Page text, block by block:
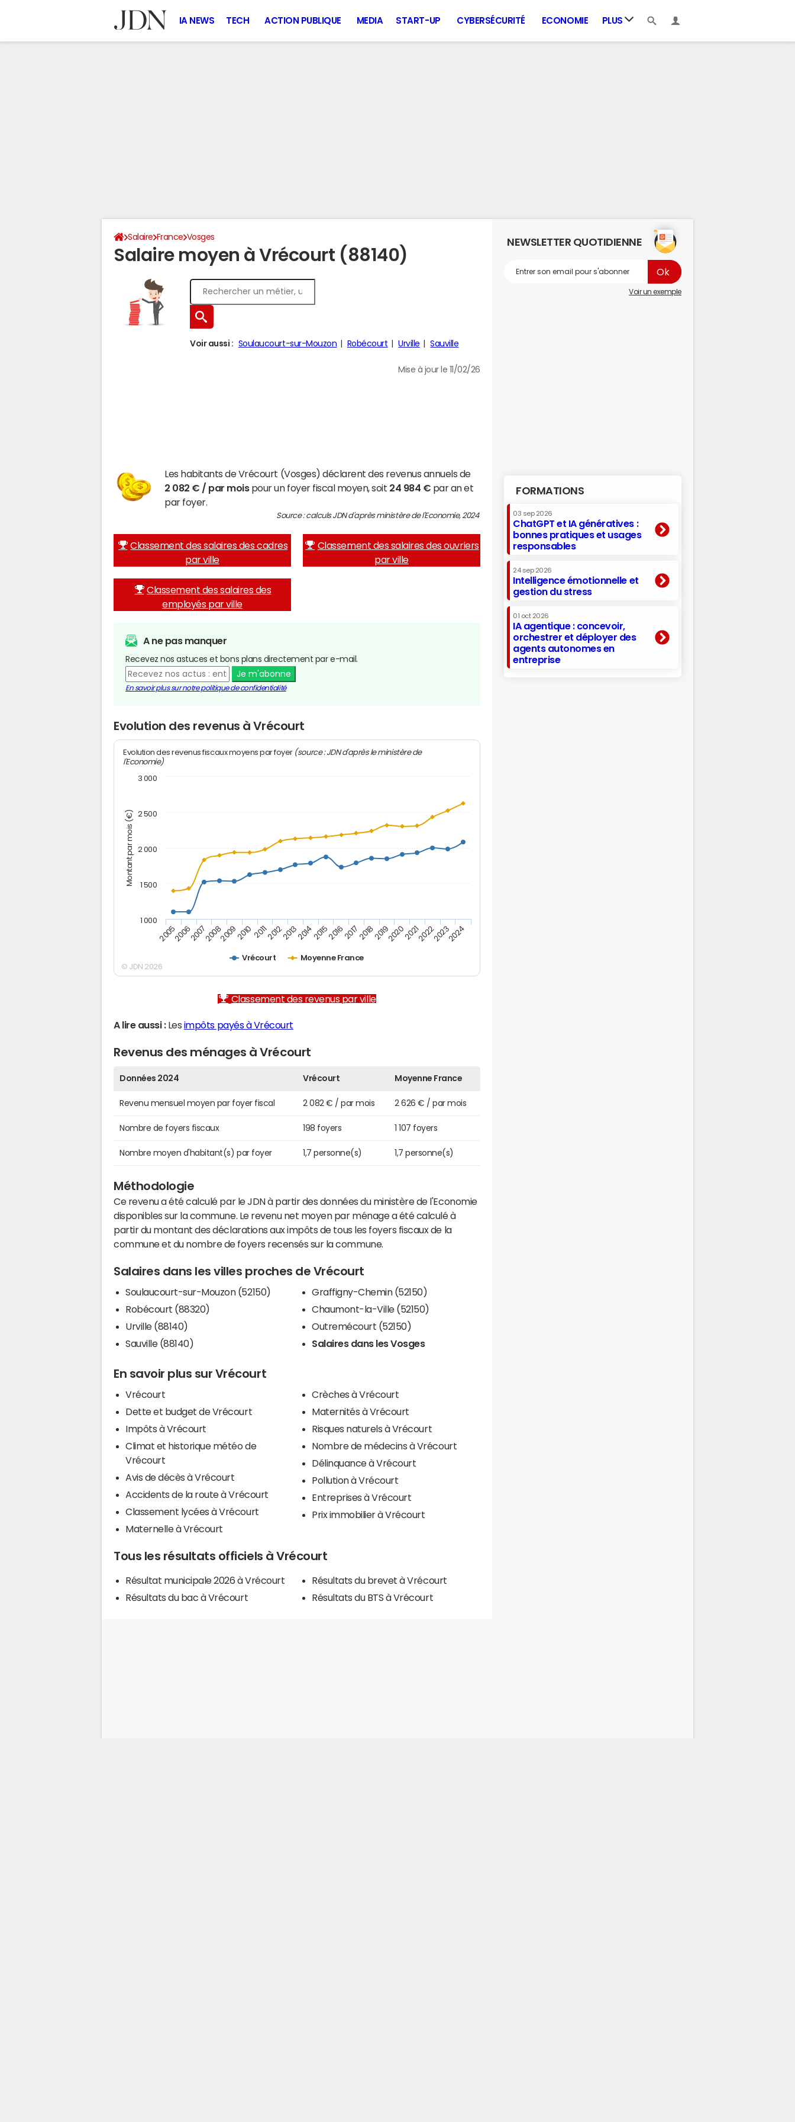
IA NEWS TECH ACTION PUBLIQUE MEDIA START-UP CYBERSÉCURITÉ ECONOMIE PLUS
Salaire France Vosges
Salaire moyen à Vrécourt (88140)
Voir aussi : Soulaucourt-sur-Mouzon Robécourt Urville Sauville
Mise à jour le 11/02/26
Les habitants de Vrécourt (Vosges) déclarent des revenus annuels de
2 082 € / par moispour un foyer fiscal moyen, soit 24 984 € par an et
par foyer.
Source : calculs JDN d'après ministère de l'Economie, 2024
Classement des salaires des cadres
par ville
Classement des salaires des ouvriers
par ville
Classement des salaires des
employés par ville
A ne pas manquer
Recevez nos astuces et bons plans directement par e-mail.
Je m'abonne
En savoir plus sur notre politique de confidentialité
Evolution des revenus à Vrécourt
Montant par mois (€)
Evolution des revenus fiscaux moyens par foyer (source : JDN d'après le ministère de
l'Economie)
Vrécourt Moyenne France
200520062007200820092010 20112012201320142015201620172018201920202021202220232024
1 000
1 500
2 000
2 500
3 000
© JDN 2026
Classement des revenus par ville
A lire aussi :Les impôts payés à Vrécourt
Revenus des ménages à Vrécourt
Données 2024 Vrécourt Moyenne France
Revenu mensuel moyen par foyer fiscal 2 082 € / par mois 2 626 € / par mois
Nombre de foyers fiscaux 198 foyers 1 107 foyers
Nombre moyen d'habitant(s) par foyer 1,7 personne(s) 1,7 personne(s)
Méthodologie
Ce revenu a été calculé par le JDN à partir des données du ministère de l'Economie
disponibles sur la commune. Le revenu net moyen par ménage a été calculé à
partir du montant des déclarations aux impôts de tous les foyers fiscaux de la
commune et du nombre de foyers recensés sur la commune.
Salaires dans les villes proches de Vrécourt
Soulaucourt-sur-Mouzon (52150)
Robécourt (88320)
Urville (88140)
Sauville (88140)
Graffigny-Chemin (52150)
Chaumont-la-Ville (52150)
Outremécourt (52150)
Salaires dans les Vosges
En savoir plus sur Vrécourt
Vrécourt
Dette et budget de Vrécourt
Impôts à Vrécourt
Climat et historique météo de
Vrécourt
Avis de décès à Vrécourt
Accidents de la route à Vrécourt
Classement lycées à Vrécourt
Maternelle à Vrécourt
Crèches à Vrécourt
Maternités à Vrécourt
Risques naturels à Vrécourt
Nombre de médecins à Vrécourt
Délinquance à Vrécourt
Pollution à Vrécourt
Entreprises à Vrécourt
Prix immobilier à Vrécourt
Tous les résultats officiels à Vrécourt
Résultat municipale 2026 à Vrécourt
Résultats du bac à Vrécourt
Résultats du brevet à Vrécourt
Résultats du BTS à Vrécourt
NEWSLETTER QUOTIDIENNE
Voir un exemple
FORMATIONS
03 sep 2026
ChatGPT et IA génératives :
bonnes pratiques et usages
responsables
24 sep 2026
Intelligence émotionnelle et
gestion du stress
01 oct 2026
IA agentique : concevoir,
orchestrer et déployer des
agents autonomes en
entreprise